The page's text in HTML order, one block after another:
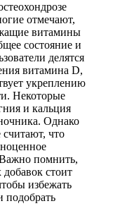
отмечают,
витамины
состояние и
делятся
витамина D,
укреплению
Некоторые
и кальция
Однако
считают, что
помнить,
стоит
избежать